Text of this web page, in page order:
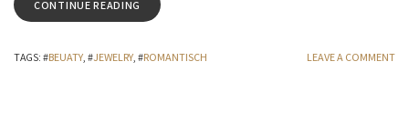
CONTINUE READING
TAGS: #BEUATY , #JEWELRY , #ROMANTISCH LEAVE A COMMENT